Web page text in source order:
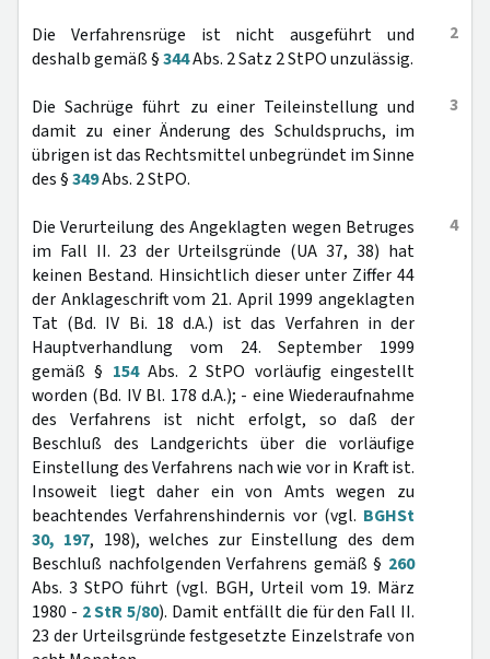
2
Die Verfahrensrüge ist nicht ausgeführt und
deshalb gemäß §344Abs. 2 Satz 2 StPO unzulässig.
3
Die Sachrüge führt zu einer Teileinstellung und
damit zu einer Änderung des Schuldspruchs, im
übrigen ist das Rechtsmittel unbegründet im Sinne
des §349Abs. 2 StPO.
4
Die Verurteilung des Angeklagten wegen Betruges
im Fall II. 23 der Urteilsgründe (UA 37, 38) hat
keinen Bestand. Hinsichtlich dieser unter Ziffer 44
der Anklageschrift vom 21. April 1999 angeklagten
Tat (Bd. IV Bi. 18 d.A.) ist das Verfahren in der
Hauptverhandlung vom 24. September 1999
gemäß § 154Abs. 2 StPO vorläufig eingestellt
worden (Bd. IV Bl. 178 d.A.); - eine Wiederaufnahme
des Verfahrens ist nicht erfolgt, so daß der
Beschluß des Landgerichts über die vorläufige
Einstellung des Verfahrens nach wie vor in Kraft ist.
Insoweit liegt daher ein von Amts wegen zu
beachtendes Verfahrenshindernis vor (vgl. BGHSt
30, 197, 198), welches zur Einstellung des dem
Beschluß nachfolgenden Verfahrens gemäß § 260
Abs. 3 StPO führt (vgl. BGH, Urteil vom 19. März
1980 - 2 StR 5/80). Damit entfällt die für den Fall II.
23 der Urteilsgründe festgesetzte Einzelstrafe von